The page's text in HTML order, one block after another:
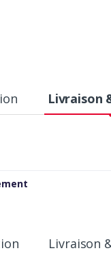
Livraison
Livraison